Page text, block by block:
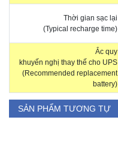
Thời gian sạc lại
(Typical recharge time)
Ắc quy
khuyến nghị thay thế cho UPS
(Recommended replacement
battery)
SẢN PHẨM TƯƠNG TỰ